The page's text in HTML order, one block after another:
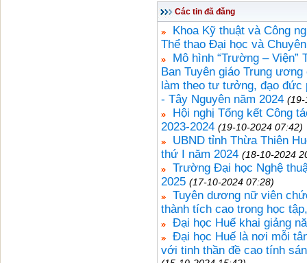
Các tin đã đăng
Khoa Kỹ thuật và Công
Thể thao Đại học và
Mô hình “Trường –
Ban Tuyên giáo Trung
làm theo tư tưởng, đạo đức
- Tây Nguyên năm 2024 (19-
Hội nghị Tổng kết Công
2023-2024 (19-10-2024 07:42)
UBND tỉnh Thừa Thiên
thứ I năm 2024 (18-10-2024
Trường Đại học Nghệ
2025 (17-10-2024 07:28)
Tuyên dương nữ viên
thành tích cao trong học
Đại học Huế khai giảng
Đại học Huế là nơi mỗi
với tinh thần đề cao tính